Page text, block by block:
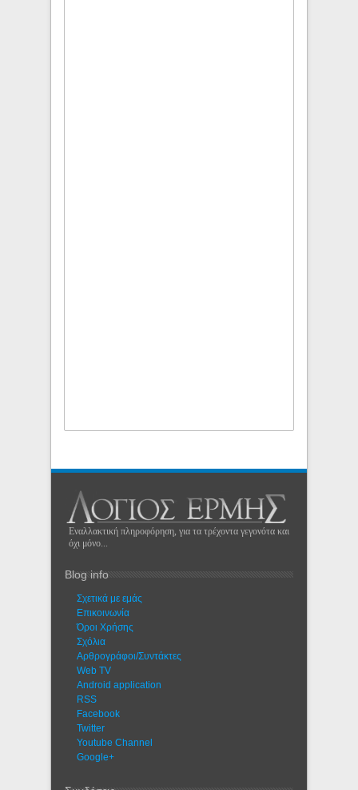
Εναλλακτική πληροφόρηση, για τα τρέχοντα γεγονότα και
όχι μόνο...
Blog info
Σχετικά με εμάς
Eπικοινωνία
Όροι Χρήσης
Σχόλια
Αρθρογράφοι/Συντάκτες
Web TV
Android application
RSS
Facebook
Twitter
Youtube Channel
Google+